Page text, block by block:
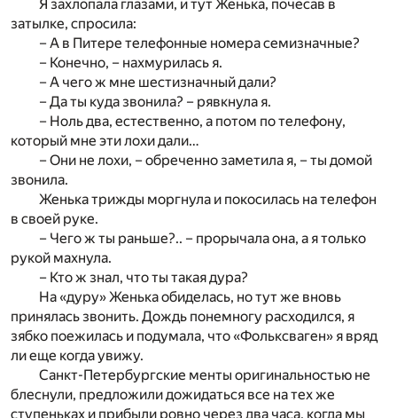
Я захлопала глазами, и тут Женька, почесав в
затылке, спросила:
– А в Питере телефонные номера семизначные?
– Конечно, – нахмурилась я.
– А чего ж мне шестизначный дали?
– Да ты куда звонила? – рявкнула я.
– Ноль два, естественно, а потом по телефону,
который мне эти лохи дали…
– Они не лохи, – обреченно заметила я, – ты домой
звонила.
Женька трижды моргнула и покосилась на телефон
в своей руке.
– Чего ж ты раньше?.. – прорычала она, а я только
рукой махнула.
– Кто ж знал, что ты такая дура?
На «дуру» Женька обиделась, но тут же вновь
принялась звонить. Дождь понемногу расходился, я
зябко поежилась и подумала, что «Фольксваген» я вряд
ли еще когда увижу.
Санкт-Петербургские менты оригинальностью не
блеснули, предложили дожидаться все на тех же
ступеньках и прибыли ровно через два часа, когда мы